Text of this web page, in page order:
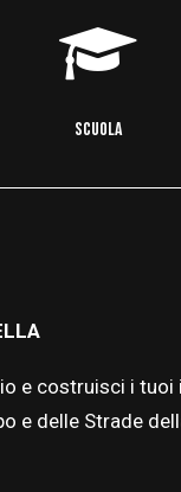
SCUOLA
e costruisci i tuoi
e delle Strade